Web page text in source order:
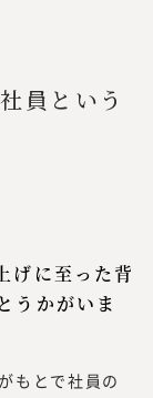
員という
げに至った背
うかがいま
もとで社員の